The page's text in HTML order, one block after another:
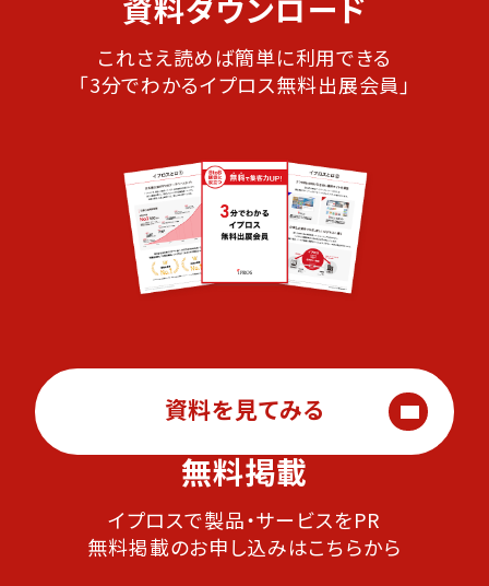
資料ダウンロード
これさえ読めば簡単に利用できる
「3分でわかるイプロス無料出展会員」
資料を見てみる
無料掲載
イプロスで製品・サービスをPR
無料掲載のお申し込みはこちらから